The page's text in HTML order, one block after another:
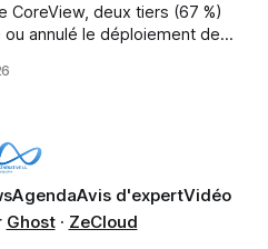
CoreView, deux tiers (67 %)
annulé le déploiement de
Les trois quarts (75
AgendaAvis d'expertVidéo
Ghost· ZeCloud